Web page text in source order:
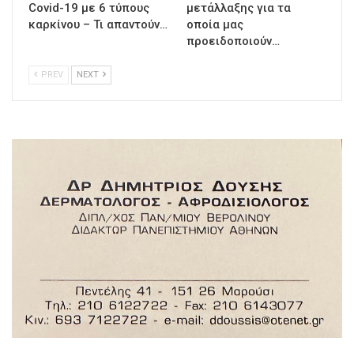
Covid-19 με 6 τύπους
καρκίνου – Τι απαντούν…
μετάλλαξης για τα
οποία μας
προειδοποιούν…
PREV NEXT